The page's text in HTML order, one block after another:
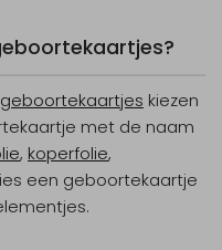
kiezen
met de naam
, koperfolie,
een geboortekaartje